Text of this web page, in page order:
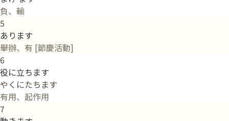
負、輸
5
あります
舉辦、有 [節慶活動]
6
役に立ちます
やくにたちます
有用、起作用
7